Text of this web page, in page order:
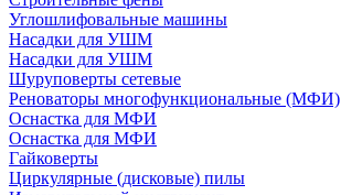
Углошлифовальные машины
Насадки для УШМ
Насадки для УШМ
Шуруповерты сетевые
Реноваторы многофункциональные (МФИ)
Оснастка для МФИ
Оснастка для МФИ
Гайковерты
Циркулярные (дисковые) пилы